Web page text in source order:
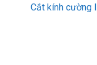
Cắt kính cường